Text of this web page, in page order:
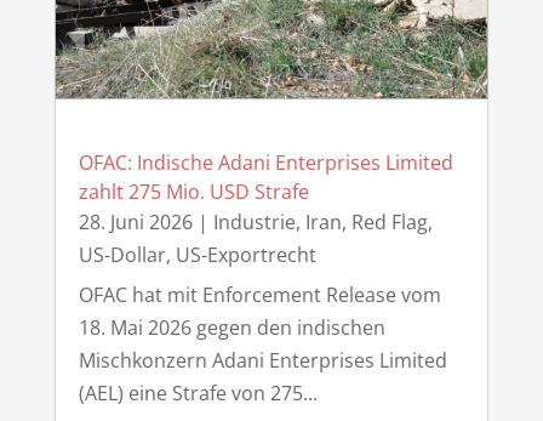
OFAC: Indische Adani Enterprises Limited
zahlt 275 Mio. USD Strafe
28. Juni 2026| Industrie, Iran, Red Flag,
US-Dollar, US-Exportrecht
OFAC hat mit Enforcement Release vom
18. Mai 2026 gegen den indischen
Mischkonzern Adani Enterprises Limited
(AEL) eine Strafe von 275...